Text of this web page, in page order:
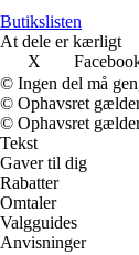
Butikslisten
At dele er kærligt
X
© Ingen del må
© Ophavsret
© Ophavsret
Tekst
Gaver til dig
Rabatter
Omtaler
Valgguides
Anvisninger